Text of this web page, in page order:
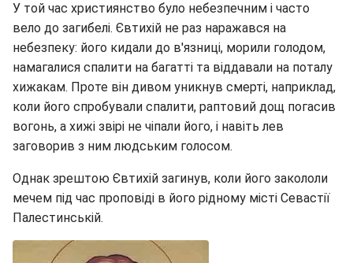
У той час християнство було небезпечним і часто
вело до загибелі. Євтихій не раз наражався на
небезпеку: його кидали до в'язниці, морили голодом,
намагалися спалити на багатті та віддавали на поталу
хижакам. Проте він дивом уникнув смерті, наприклад,
коли його спробували спалити, раптовий дощ погасив
вогонь, а хижі звірі не чіпали його, і навіть лев
заговорив з ним людським голосом.
Однак зрештою Євтихій загинув, коли його закололи
мечем під час проповіді в його рідному місті Севастії
Палестинській.